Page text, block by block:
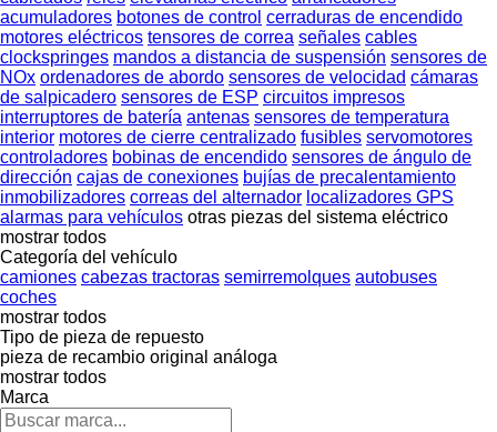
acumuladores botones de control cerraduras de encendido
motores eléctricos tensores de correa señales cables
clockspringes mandos a distancia de suspensión sensores de
NOx ordenadores de abordo sensores de velocidad cámaras
de salpicadero sensores de ESP circuitos impresos
interruptores de batería antenas sensores de temperatura
interior motores de cierre centralizado fusibles servomotores
controladores bobinas de encendido sensores de ángulo de
dirección cajas de conexiones bujías de precalentamiento
inmobilizadores correas del alternador localizadores GPS
alarmas para vehículos otras piezas del sistema eléctrico
mostrar todos
Categoría del vehículo
camiones cabezas tractoras semirremolques autobuses
coches
mostrar todos
Tipo de pieza de repuesto
pieza de recambio original análoga
mostrar todos
Marca